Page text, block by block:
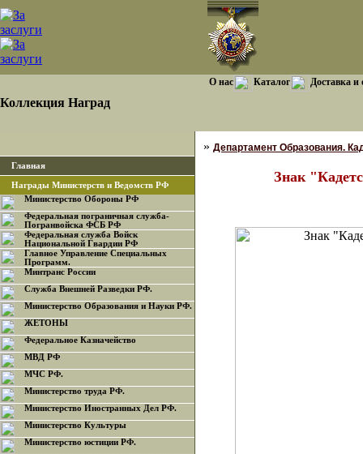
Коллекция Наград
О нас Каталог Доставка и
Главная
Награды Министерств и Ведомств РФ
Министерство Обороны РФ
Федеральная пограничная служба-
Погранвойска ФСБ РФ
Федеральная служба Войск
Национальной Гвардии РФ
Главное Управление Специальных
Программ.
Минтранс России
Служба Внешней Разведки РФ.
Министерство Образования и Науки РФ.
ЖЕТОНЫ
Федеральное Казначейство
МВД РФ
МЧС РФ.
Министерство труда РФ.
Министерство Иностранных Дел РФ.
Министерство Культуры
Министерство юстиции РФ.
» Департамент Образования.
Знак